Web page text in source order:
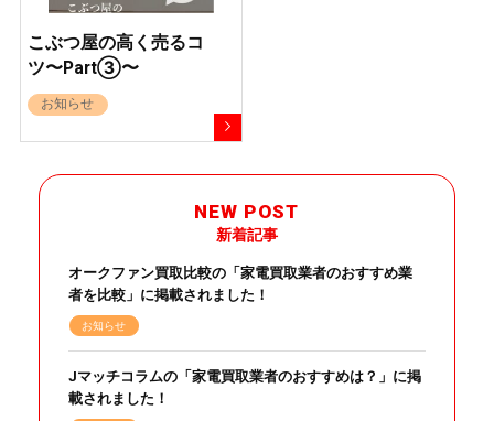
こぶつ屋の高く売るコ
ツ〜Part③〜
お知らせ
NEW POST
新着記事
オークファン買取比較の「家電買取業者のおすすめ業
者を比較」に掲載されました！
お知らせ
Jマッチコラムの「家電買取業者のおすすめは？」に掲
載されました！